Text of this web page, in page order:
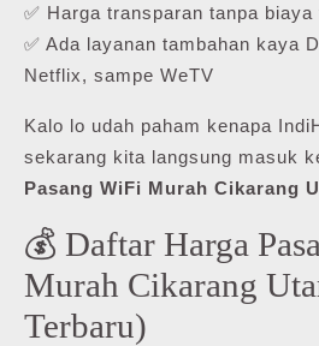
✅ Harga transparan tanpa
✅ Ada layanan tambahan kaya
Netflix, sampe WeTV
Kalo lo udah paham kenapa
sekarang kita langsung masuk
Pasang WiFi Murah Cikarang
💰 Daftar Harga
Murah Cikarang
Terbaru)